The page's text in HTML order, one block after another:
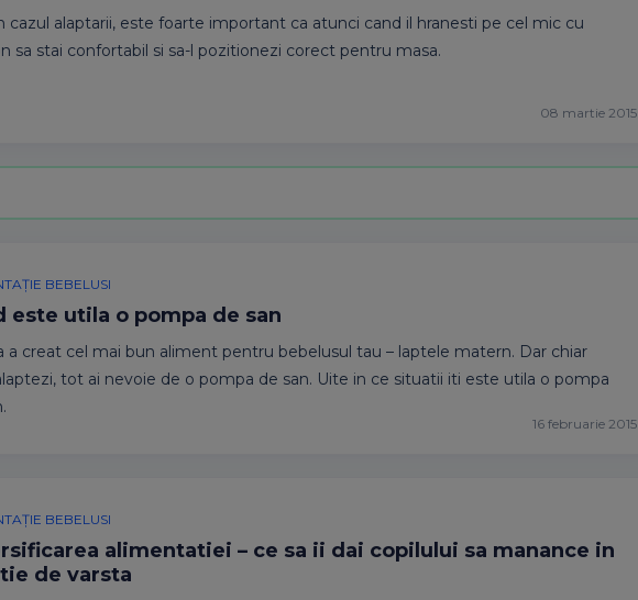
cazul alaptarii, este foarte important ca atunci cand il hranesti pe cel mic cu
sa stai confortabil si sa-l pozitionezi corect pentru masa.
08 martie 2015
BEBELUSI
este utila o pompa de san
a creat cel mai bun aliment pentru bebelusul tau – laptele matern. Dar chiar
tot ai nevoie de o pompa de san. Uite in ce situatii iti este utila o pompa
16 februarie 2015
BEBELUSI
alimentatiei – ce sa ii dai copilului sa manance in
de varsta